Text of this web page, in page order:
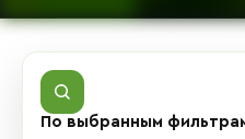
По выбранным